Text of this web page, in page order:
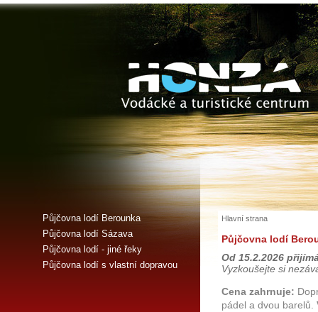
Půjčovna lodí Berounka
Půjčovna lodí Sázava
Půjčovna lodí - jiné řeky
Půjčovna lodí s vlastní dopravou
Hlavní strana
Půjčovna lodí
Od 15.2.2026
Vyzkoušejte si
Cena zahrnuje:
pádel a dvou barelů.